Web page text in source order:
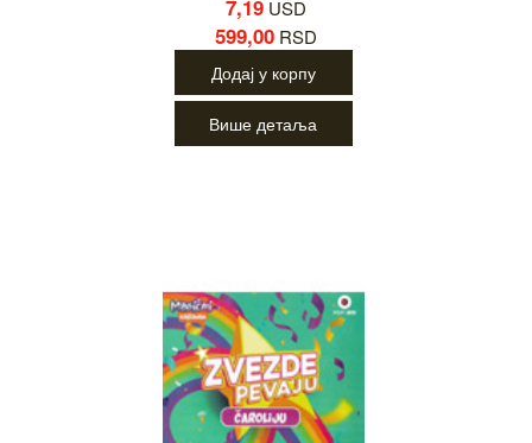
7,19 USD
599,00 RSD
Додај у корпу
Више детаља